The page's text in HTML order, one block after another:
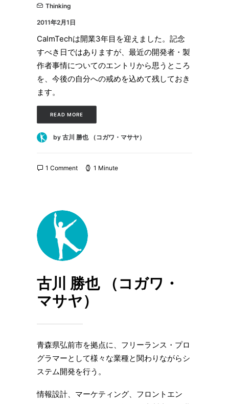
Thinking
2011年2月1日
CalmTechは開業3年目を迎えました。記念
すべき日ではありますが、最近の開発者・製
作者事情についてのエントリから思うところ
を、今後の自分への戒めを込めて残しておき
ます。
READ MORE
by 古川 勝也 （コガワ・マサヤ）
1 Comment 1 Minute
古川 勝也 （コガワ・
マサヤ）
⻘森県弘前市を拠点に、フリーランス・プロ
グラマーとして様々な業種と関わりながらシ
ステム開発を⾏う。
情報設計、マーケティング、フロントエン